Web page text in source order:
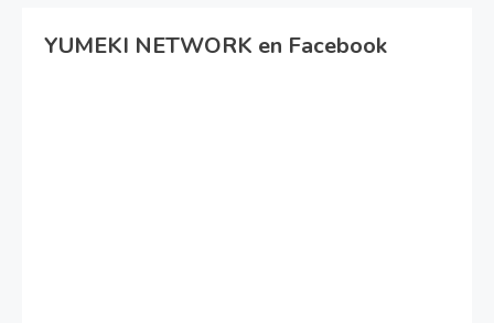
YUMEKI NETWORK en Facebook